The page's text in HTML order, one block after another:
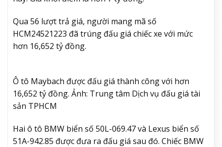
Qua 56 lượt trả giá, người mang mã số
HCM24521223 đã trúng đấu giá chiếc xe với mức
hơn 16,652 tỷ đồng.
Ô tô Maybach được đấu giá thành công với hơn
16,652 tỷ đồng. Ảnh: Trung tâm Dịch vụ đấu giá tài
sản TPHCM
Hai ô tô BMW biển số 50L-069.47 và Lexus biển số
51A-942.85 được đưa ra đấu giá sau đó. Chiếc BMW